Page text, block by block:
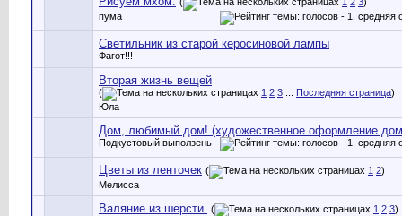
пума
Светильник из старой керосиновой лампы
Фагот!!!
Вторая жизнь вещей
( 1 2 3 Последняя страница)
Юла
Дом, любимый дом! (художественное оформление
Подкустовый выползень
Цветы из ленточек ( 1 2)
Мелисса
Валяние из шерсти. ( 1 2 3)